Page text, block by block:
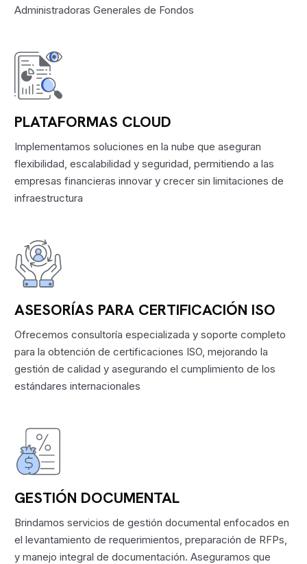
Administradoras Generales de Fondos
PLATAFORMAS CLOUD
Implementamos soluciones en la nube que aseguran
flexibilidad, escalabilidad y seguridad, permitiendo a las
empresas financieras innovar y crecer sin limitaciones de
infraestructura
ASESORÍAS PARA CERTIFICACIÓN ISO
Ofrecemos consultoría especializada y soporte completo
para la obtención de certificaciones ISO, mejorando la
gestión de calidad y asegurando el cumplimiento de los
estándares internacionales
GESTIÓN DOCUMENTAL
Brindamos servicios de gestión documental enfocados en
el levantamiento de requerimientos, preparación de RFPs,
y manejo integral de documentación. Aseguramos que